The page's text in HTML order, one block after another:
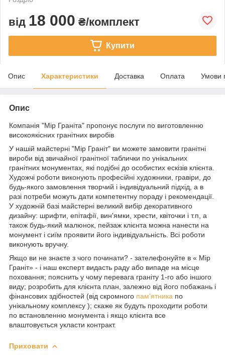
від 18 000 ₴/комплект
Купити
Опис Характеристики Доставка Оплата Умови
Опис
Компанія "Мір Граніта" пропонує послуги по виготовленню
високоякісних гранітних виробів
У нашій майстерні "Мір Граніт" ви можете замовити гранітні
вироби від звичайної гранітної таблички по унікальних
гранітних монументах, які подібні до особистих ескізів клієнта.
Художчі роботи виконують професійні художники, гравіри, до
будь-якого замовлення творчий і індивідуальний підхід, а в
разі потреби можуть дати компетентну пораду і рекомендації.
У художній базі майстерні великий вибір декоративного
дизайну: шрифти, епітафії, вин'ямки, хрести, квіточки і т.п, а
також будь-який малюнок, пейзаж клієнта можна нанести на
монумент і сиїм проявити його індивідуальність. Всі роботи
виконують вручну.
Якщо ви не знаєте з чого починати? - зателефонуйте в « Мір
Граніт» - і наш експерт видасть раду або випаде на місце
поховання; пояснить у чому перевага граніту 1-го або іншого
виду; розробить для клієнта план, залежно від його побажань і
фінансових здібностей (від скромного пам'ятника по
унікальному комплексу ); скаже як будуть проходити роботи
по встановленню монумента і якщо клієнта все
влаштовується укласти контракт.
Приховати